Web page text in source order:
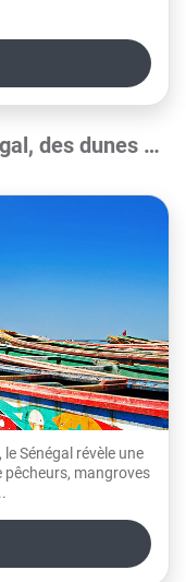
des dunes du
à 16 pers.
Sénégal révèle une
pêcheurs, mangroves